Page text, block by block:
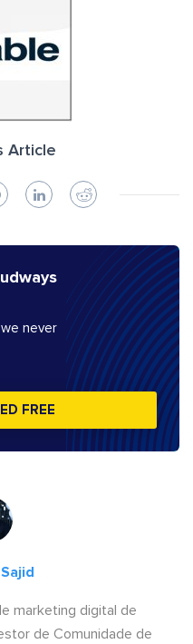
Article
never
FREE
marketing digital de
de Comunidade de